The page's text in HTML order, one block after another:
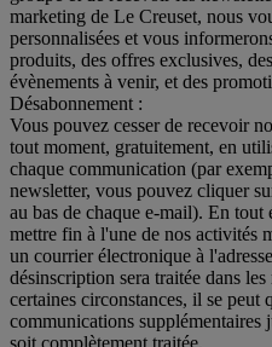
marketing de Le Creuset, nous
personnalisées et vous
produits, des offres exclusives,
évènements à venir, et des
Désabonnement :
Vous pouvez cesser de recevoir
tout moment, gratuitement, en
chaque communication (par
newsletter, vous pouvez cliquer
au bas de chaque e-mail). En tout
mettre fin à l'une de nos activités
un courrier électronique à
désinscription sera traitée dans
certaines circonstances, il se peut
communications supplémentaires